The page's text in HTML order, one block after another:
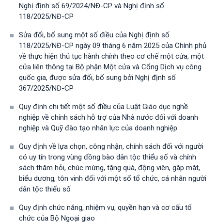
Nghị định số 69/2024/NĐ-CP và Nghị định số
118/2025/NĐ-СР
Sửa đổi, bổ sung một số điều của Nghị định số
118/2025/NĐ-CP ngày 09 tháng 6 năm 2025 của Chính phủ
về thực hiện thủ tục hành chính theo cơ chế một cửa, một
cửa liên thông tại Bộ phận Một cửa và Cổng Dịch vụ công
quốc gia, được sửa đổi, bổ sung bởi Nghị định số
367/2025/NĐ-СР
Quy định chi tiết một số điều của Luật Giáo dục nghề
nghiệp về chính sách hỗ trợ của Nhà nước đối với doanh
nghiệp và Quỹ đào tạo nhân lực của doanh nghiệp
Quy định về lựa chọn, công nhận, chính sách đối với người
có uy tín trong vùng đồng bào dân tộc thiểu số và chính
sách thăm hỏi, chúc mừng, tặng quà, động viên, gặp mặt,
biểu dương, tôn vinh đối với một số tổ chức, cá nhân người
dân tộc thiểu số
Quy định chức năng, nhiệm vụ, quyền hạn và cơ cấu tổ
chức của Bộ Ngoại giao